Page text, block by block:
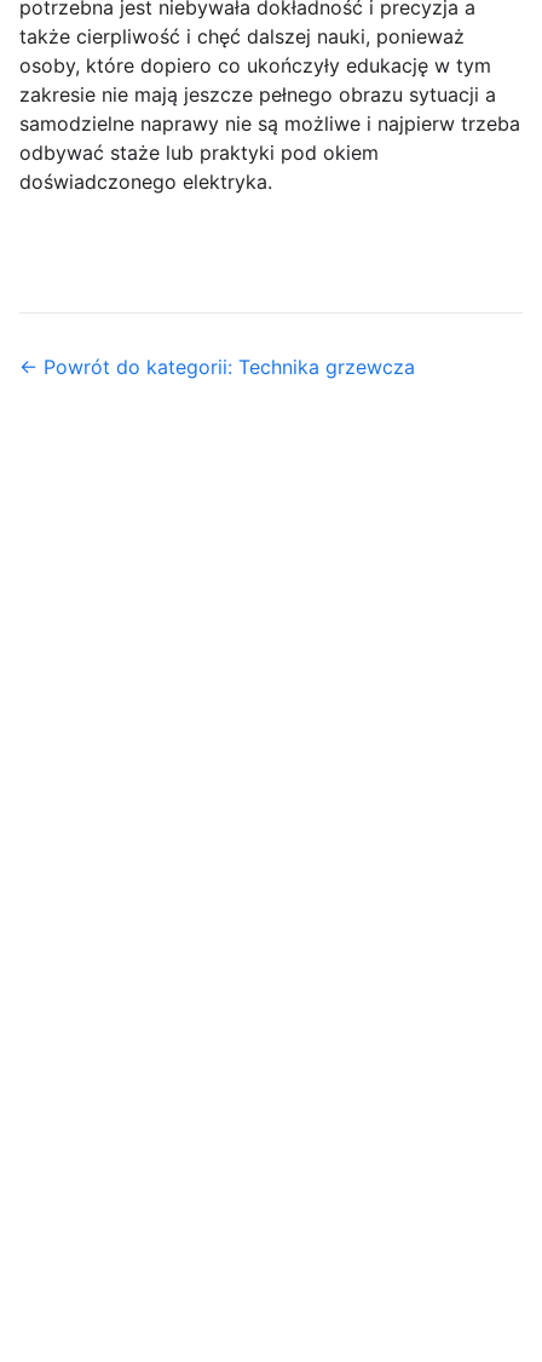
potrzebna jest niebywała dokładność i precyzja a
także cierpliwość i chęć dalszej nauki, ponieważ
osoby, które dopiero co ukończyły edukację w tym
zakresie nie mają jeszcze pełnego obrazu sytuacji a
samodzielne naprawy nie są możliwe i najpierw trzeba
odbywać staże lub praktyki pod okiem
doświadczonego elektryka.
← Powrót do kategorii: Technika grzewcza